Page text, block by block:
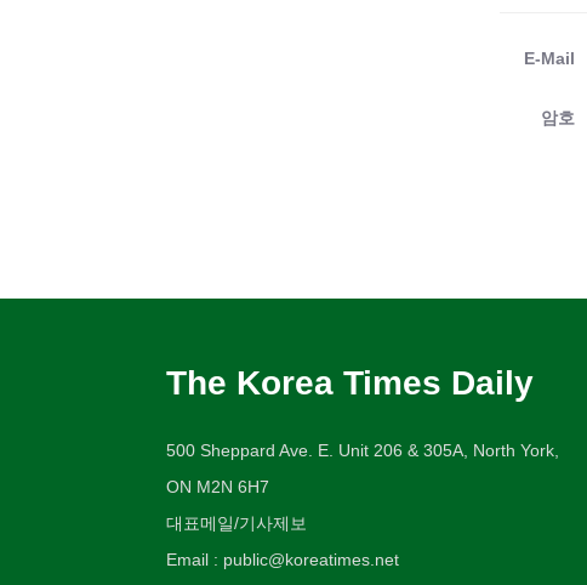
E-Mail
암호
The Korea Times Daily
500 Sheppard Ave. E. Unit 206 & 305A, North York,
ON M2N 6H7
대표메일/기사제보
Email : public@koreatimes.net